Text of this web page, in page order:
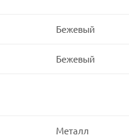
Бежевый
Бежевый
Металл